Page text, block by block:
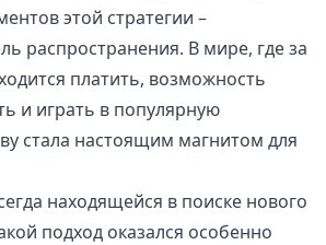
этой стратегии –
распространения. В мире, где за
платить, возможность
и играть в популярную
стала настоящим магнитом для
находящейся в поиске нового
подход оказался особенно